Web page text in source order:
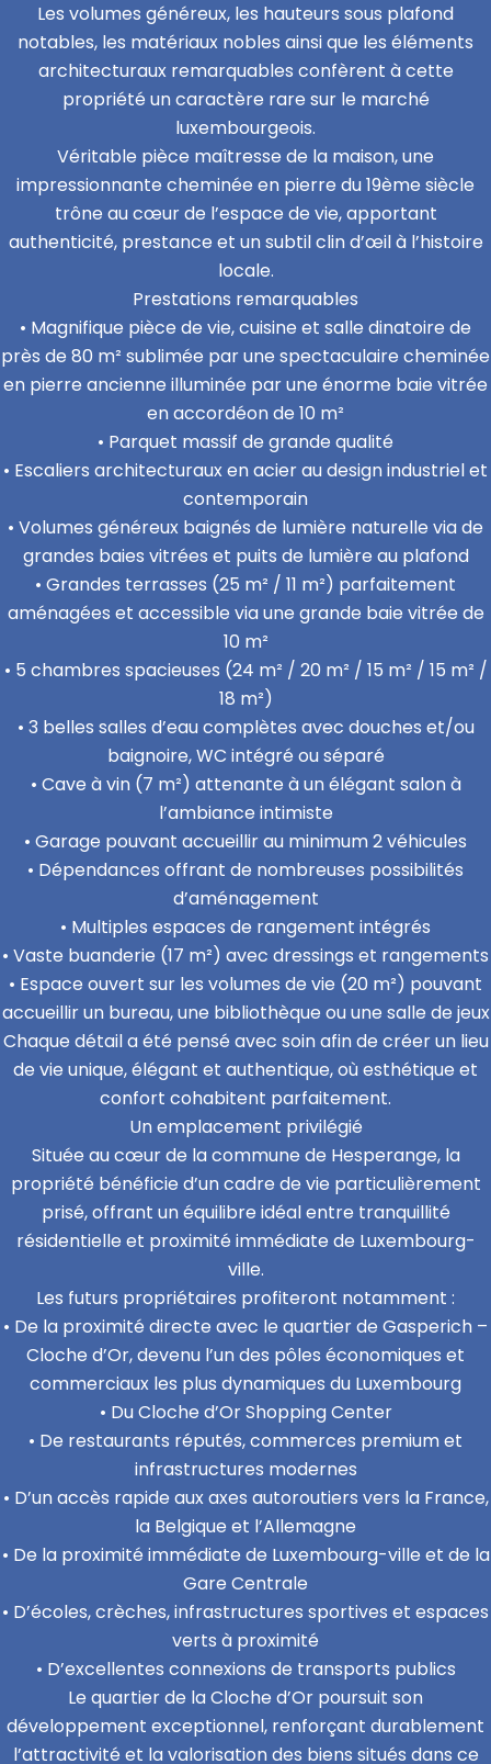
Les volumes généreux, les hauteurs sous plafond
notables, les matériaux nobles ainsi que les éléments
architecturaux remarquables confèrent à cette
propriété un caractère rare sur le marché
luxembourgeois.
Véritable pièce maîtresse de la maison, une
impressionnante cheminée en pierre du 19ème siècle
trône au cœur de l’espace de vie, apportant
authenticité, prestance et un subtil clin d’œil à l’histoire
locale.
Prestations remarquables
• Magnifique pièce de vie, cuisine et salle dinatoire de
près de 80 m² sublimée par une spectaculaire cheminée
en pierre ancienne illuminée par une énorme baie vitrée
en accordéon de 10 m²
• Parquet massif de grande qualité
• Escaliers architecturaux en acier au design industriel et
contemporain
• Volumes généreux baignés de lumière naturelle via de
grandes baies vitrées et puits de lumière au plafond
• Grandes terrasses (25 m² / 11 m²) parfaitement
aménagées et accessible via une grande baie vitrée de
10 m²
• 5 chambres spacieuses (24 m² / 20 m² / 15 m² / 15 m² /
18 m²)
• 3 belles salles d’eau complètes avec douches et/ou
baignoire, WC intégré ou séparé
• Cave à vin (7 m²) attenante à un élégant salon à
l’ambiance intimiste
• Garage pouvant accueillir au minimum 2 véhicules
• Dépendances offrant de nombreuses possibilités
d’aménagement
• Multiples espaces de rangement intégrés
• Vaste buanderie (17 m²) avec dressings et rangements
• Espace ouvert sur les volumes de vie (20 m²) pouvant
accueillir un bureau, une bibliothèque ou une salle de jeux
Chaque détail a été pensé avec soin afin de créer un lieu
de vie unique, élégant et authentique, où esthétique et
confort cohabitent parfaitement.
Un emplacement privilégié
Située au cœur de la commune de Hesperange, la
propriété bénéficie d’un cadre de vie particulièrement
prisé, offrant un équilibre idéal entre tranquillité
résidentielle et proximité immédiate de Luxembourg-
ville.
Les futurs propriétaires profiteront notamment :
• De la proximité directe avec le quartier de Gasperich –
Cloche d’Or, devenu l’un des pôles économiques et
commerciaux les plus dynamiques du Luxembourg
• Du Cloche d’Or Shopping Center
• De restaurants réputés, commerces premium et
infrastructures modernes
• D’un accès rapide aux axes autoroutiers vers la France,
la Belgique et l’Allemagne
• De la proximité immédiate de Luxembourg-ville et de la
Gare Centrale
• D’écoles, crèches, infrastructures sportives et espaces
verts à proximité
• D’excellentes connexions de transports publics
Le quartier de la Cloche d’Or poursuit son
développement exceptionnel, renforçant durablement
l’attractivité et la valorisation des biens situés dans ce